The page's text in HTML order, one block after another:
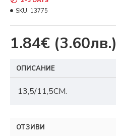
1.84€ (3.60лв.)
SKU: 13775
ОПИСАНИЕ
13,5/11,5СМ.
ОТЗИВИ